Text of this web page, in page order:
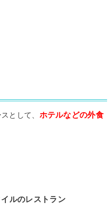
として、 ホテルなどの外食
ルのレストラン